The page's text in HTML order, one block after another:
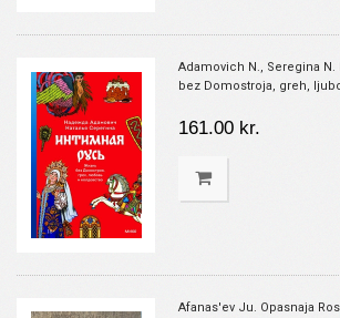
Adamovich N., Seregina
bez Domostroja, greh,
161.00 kr.
Afanas'ev Ju. Opasnaja